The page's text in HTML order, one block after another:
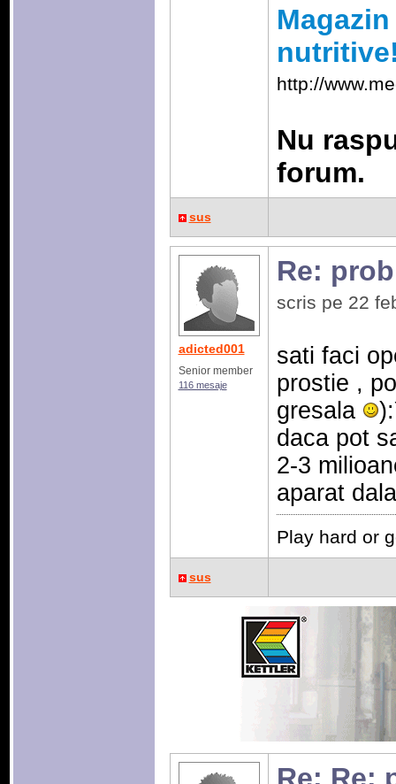
http://
Nu
forum.
sus
adicted001
Senior member
116 mesaje
Re:
scris pe 22
sati faci
prostie ,
gresala
daca pot
2-3
aparat
Play hard or
sus